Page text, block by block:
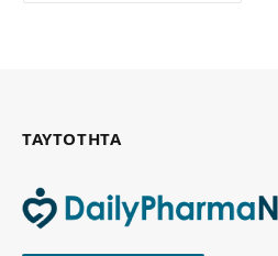
ΤΑΥΤΟΤΗΤΑ